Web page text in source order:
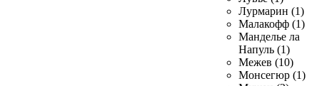
Лурмарин (1)
Малакофф (1)
Манделье ла
Напуль (1)
Межев (10)
Монсегюр (1)